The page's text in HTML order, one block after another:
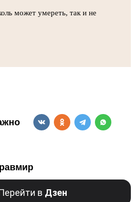
может умереть, так и не
в Дзен